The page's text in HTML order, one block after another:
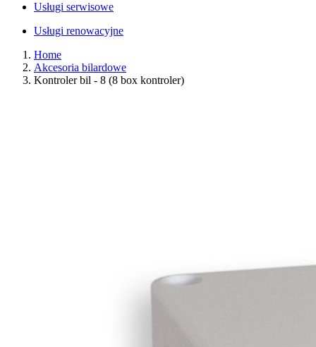
Usługi serwisowe
Usługi renowacyjne
Home
Akcesoria bilardowe
Kontroler bil - 8 (8 box kontroler)